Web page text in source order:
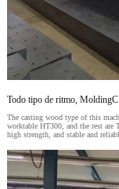
Todo tipo de ritmo, MoldingC
The casting wood type of this
worktable HT300, and the rest are
high strength, and stable and